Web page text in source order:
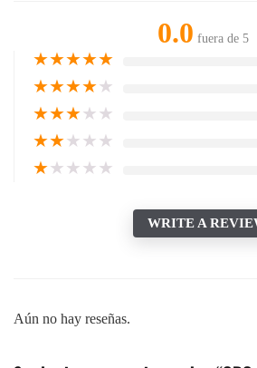
0.0 fuera de 5
★★★★★
★★★★★
★★★★★
★★★★★
★★★★★
WRITE A
Aún no hay reseñas.